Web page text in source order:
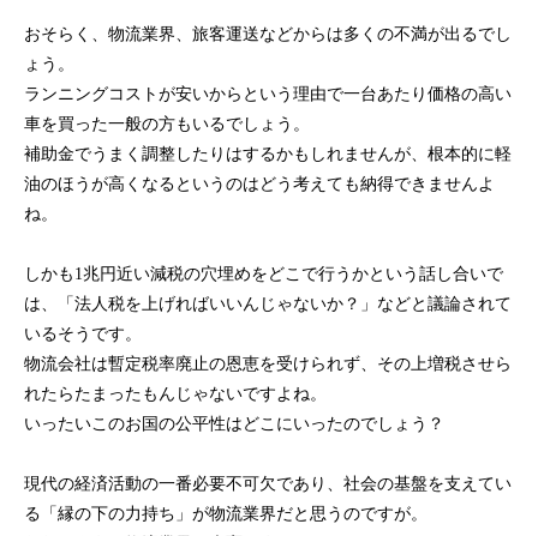
おそらく、物流業界、旅客運送などからは多くの不満が出るでし
ょう。
ランニングコストが安いからという理由で一台あたり価格の高い
車を買った一般の方もいるでしょう。
補助金でうまく調整したりはするかもしれませんが、根本的に軽
油のほうが高くなるというのはどう考えても納得できませんよ
ね。
しかも1兆円近い減税の穴埋めをどこで行うかという話し合いで
は、「法人税を上げればいいんじゃないか？」などと議論されて
いるそうです。
物流会社は暫定税率廃止の恩恵を受けられず、その上増税させら
れたらたまったもんじゃないですよね。
いったいこのお国の公平性はどこにいったのでしょう？
現代の経済活動の一番必要不可欠であり、社会の基盤を支えてい
る「縁の下の力持ち」が物流業界だと思うのですが。